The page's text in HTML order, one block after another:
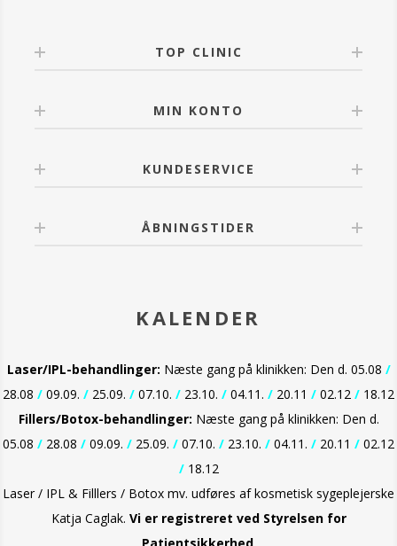
TOP CLINIC
MIN KONTO
KUNDESERVICE
ÅBNINGSTIDER
KALENDER
Laser/IPL-behandlinger: Næste gang på klinikken: Den d. 05.08 /
28.08 / 09.09. / 25.09. / 07.10. / 23.10. / 04.11. / 20.11 / 02.12 / 18.12
Fillers/Botox-behandlinger: Næste gang på klinikken: Den d.
05.08 / 28.08 / 09.09. / 25.09. / 07.10. / 23.10. / 04.11. / 20.11 / 02.12
/18.12
Laser / IPL & Filllers / Botox mv. udføres af kosmetisk sygeplejerske
Katja Caglak. Vi er registreret ved Styrelsen for